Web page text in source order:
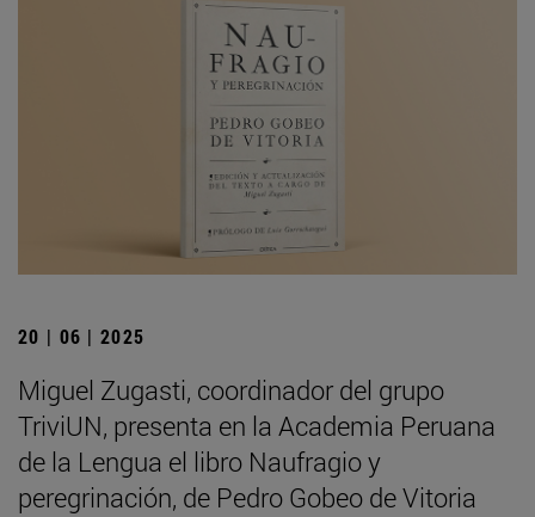
20 | 06 | 2025
Miguel Zugasti, coordinador del grupo
TriviUN, presenta en la Academia Peruana
de la Lengua el libro Naufragio y
peregrinación, de Pedro Gobeo de Vitoria